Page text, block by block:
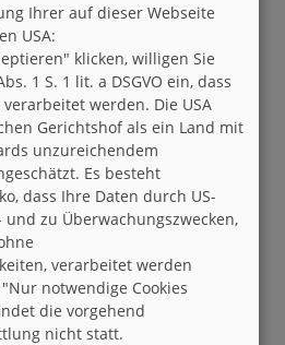
Ihrer auf dieser Webseite
USA:
klicken, willigen Sie
1 S. 1 lit. a DSGVO ein, dass
werden. Die USA
Gerichtshof als ein Land mit
unzureichendem
Es besteht
dass Ihre Daten durch US-
zu Überwachungszwecken,
verarbeitet werden
notwendige Cookies
die vorgehend
nicht statt.